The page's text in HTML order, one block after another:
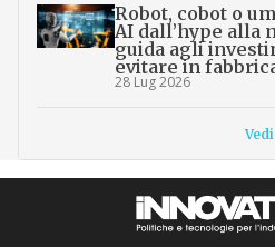
Robot, cobot o
AI dall’hype alla
guida agli
evitare in
28 Lug 2026